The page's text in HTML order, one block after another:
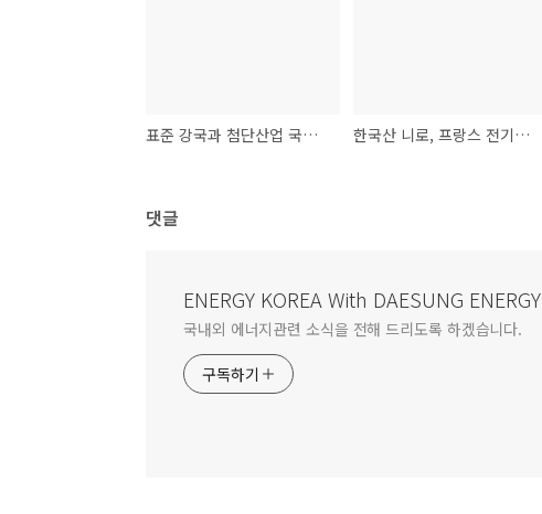
표준 강국과 첨단산업 국제표준 공동개발 한국산 니로, 프랑스 전기차 보조금 못받는다
댓글
ENERGY KOREA With DAESUNG ENERGY
국내외 에너지관련 소식을 전해 드리도록 하겠습니다.
구독하기